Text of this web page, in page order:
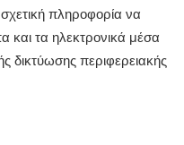
πληροφορία να
και τα ηλεκτρονικά μέσα
δικτύωσης περιφερειακής